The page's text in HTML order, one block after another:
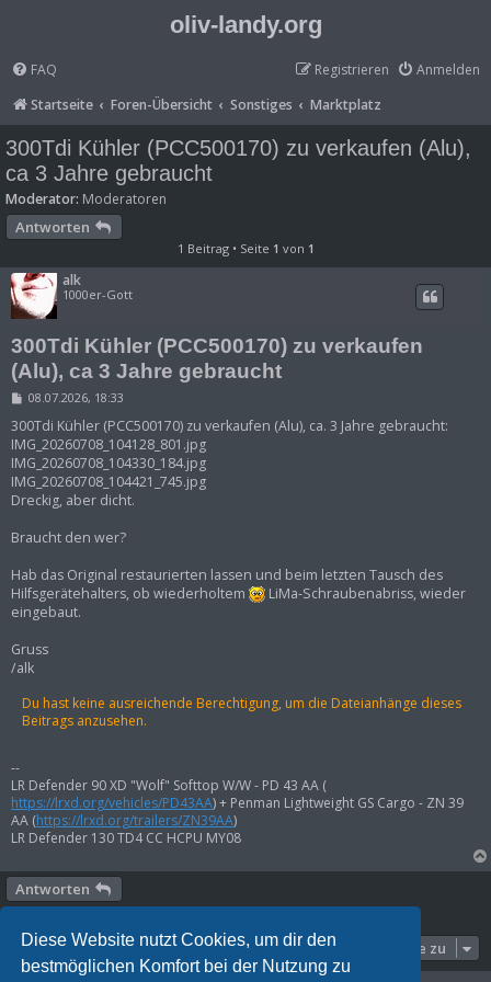
Diese Website nutzt Cookies, um dir den
bestmöglichen Komfort bei der Nutzung zu
oliv-landy.org
FAQ Anmelden
Registrieren
Startseite
Foren-Übersicht Sonstiges Marktplatz
300Tdi Kühler (PCC500170) zu verkaufen (Alu),
ca 3 Jahre gebraucht
Moderator: Moderatoren
Antworten
1 Beitrag • Seite 1 von 1
alk
1000er-Gott
300Tdi Kühler (PCC500170) zu verkaufen
(Alu), ca 3 Jahre gebraucht
B
i
t
r
a
g
08.07.2026, 18:33
300Tdi Kühler (PCC500170) zu verkaufen (Alu), ca. 3 Jahre gebraucht:
IMG_20260708_104128_801.jpg
IMG_20260708_104330_184.jpg
IMG_20260708_104421_745.jpg
Dreckig, aber dicht.
Braucht den wer?
Hab das Original restaurierten lassen und beim letzten Tausch des
Hilfsgerätehalters, ob wiederholtem
LiMa-Schraubenabriss, wieder
eingebaut.
Gruss
/alk
Du hast keine ausreichende Berechtigung, um die Dateianhänge dieses
Beitrags anzusehen.
--
LR Defender 90 XD "Wolf" Softtop W/W - PD 43 AA (
https://lrxd.org/vehicles/PD43AA) + Penman Lightweight GS Cargo - ZN 39
AA (https://lrxd.org/trailers/ZN39AA)
LR Defender 130 TD4 CC HCPU MY08
Antworten
1 Beitrag • Seite1von1
Gehe zu